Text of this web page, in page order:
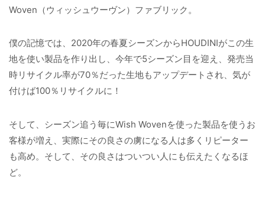
Woven（ウィッシュウーヴン）ファブリック。
僕の記憶では、2020年の春夏シーズンからHOUDINIがこの生
地を使い製品を作り出し、今年で5シーズン目を迎え、発売当
時リサイクル率が70％だった生地もアップデートされ、気が
付けば100％リサイクルに！
そして、シーズン追う毎にWish Wovenを使った製品を使うお
客様が増え、実際にその良さの虜になる人は多くリピーター
も高め。そして、その良さはついつい人にも伝えたくなるほ
ど。